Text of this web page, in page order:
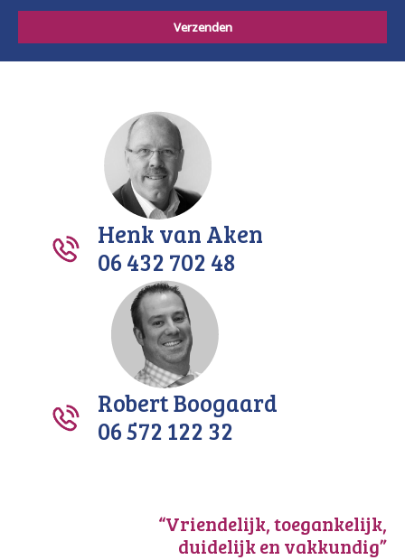
Henk van Aken
06 432 702 48
Robert Boogaard
06 572 122 32
“Vriendelijk, toegankelijk,
duidelijk en vakkundig”